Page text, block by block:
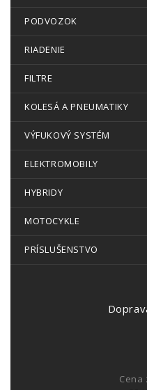
PODVOZOK
RIADENIE
FILTRE
KOLESÁ A PNEUMATIKY
VÝFUKOVÝ SYSTÉM
ELEKTROMOBILY
HYBRIDY
MOTOCYKLE
PRÍSLUŠENSTVO
Cena